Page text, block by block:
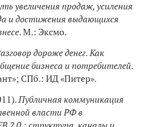
увеличения продаж, усиления
и достижения выдающихся
. М.: Эксмо.
дороже денег. Как
бизнеса и потребителей.
СПб.: ИД «Питер».
Публичная коммуникация
власти РФ в